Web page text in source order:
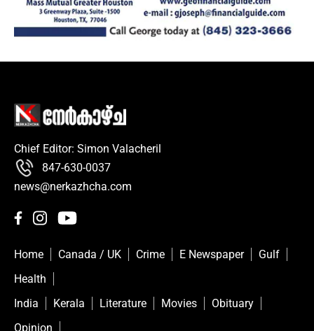
Chief Editor: Simon Valacheril
847-630-0037
news@nerkazhcha.com
Home Canada / UK Crime E Newspaper
Gulf
Health
India
Kerala Literature Movies
Obituary
Opinion